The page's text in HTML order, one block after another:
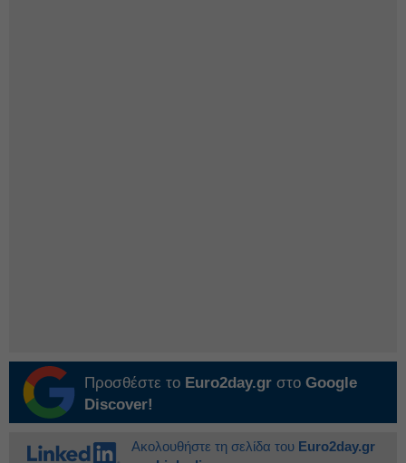
Προσθέστε το Euro2day.gr στο Google
Discover!
Ακολουθήστε τη σελίδα του Euro2day.gr